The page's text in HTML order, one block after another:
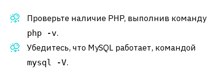
Проверьте наличие PHP, выполнив команду
php -v.
Убедитесь, что MySQL работает, командой
mysql -V.